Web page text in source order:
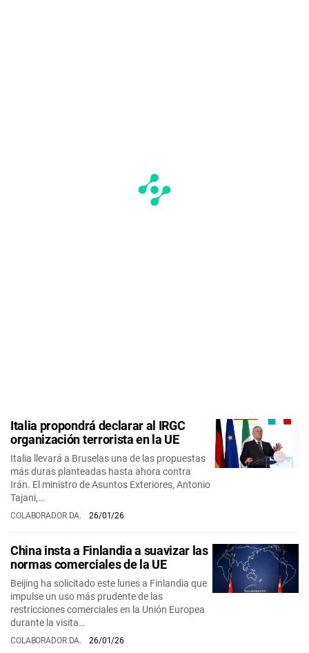
Italia propondrá declarar al IRGC
organización terrorista en la UE
Italia llevará a Bruselas una de las propuestas
más duras planteadas hasta ahora contra
Irán. El ministro de Asuntos Exteriores, Antonio
Tajani,…
COLABORADOR DA. 26/01/26
China insta a Finlandia a suavizar las
normas comerciales de la UE
Beijing ha solicitado este lunes a Finlandia que
impulse un uso más prudente de las
restricciones comerciales en la Unión Europea
durante la visita…
COLABORADOR DA. 26/01/26